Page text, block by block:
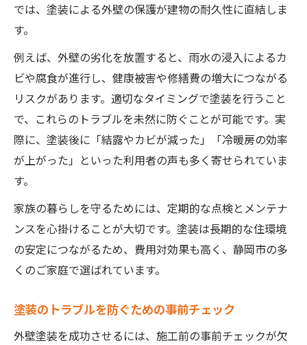
では、塗装による外壁の保護が建物の耐久性に直結しま
す。
例えば、外壁の劣化を放置すると、雨水の浸入によるカ
ビや腐食が進行し、健康被害や修繕費の増大につながる
リスクがあります。適切なタイミングで塗装を行うこと
で、これらのトラブルを未然に防ぐことが可能です。実
際に、塗装後に「結露やカビが減った」「冷暖房の効率
が上がった」といった利用者の声も多く寄せられていま
す。
家族の暮らしを守るためには、定期的な点検とメンテナ
ンスを心掛けることが大切です。塗装は長期的な住環境
の安定につながるため、費用対効果も高く、静岡市の多
くのご家庭で選ばれています。
塗装のトラブルを防ぐための事前チェック
外壁塗装を成功させるには、施工前の事前チェックが欠